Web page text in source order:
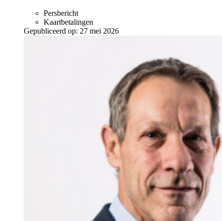
Persbericht
Kaartbetalingen
Gepubliceerd op: 27 mei 2026